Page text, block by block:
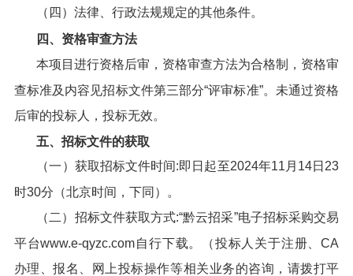
（四）法律、行政法规规定的其他条件。
四、资格审查方法
本项目进行资格后审，资格审查方法为合格制，资格审
查标准及内容见招标文件第三部分“评审标准”。未通过资格
后审的投标人，投标无效。
五、招标文件的获取
（一）获取招标文件时间:即日起至2024年11月14日23
时30分（北京时间，下同）。
（二）招标文件获取方式:“黔云招采”电子招标采购交易
平台www.e-qyzc.com自行下载。（投标人关于注册、CA
办理、报名、网上投标操作等相关业务的咨询，请拨打平